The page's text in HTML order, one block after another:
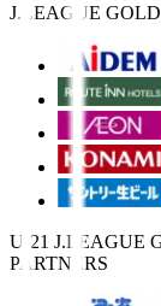
J.LEAGUE
U-21 J.LEAGUE
PARTNERS